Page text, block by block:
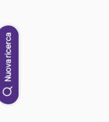
Nuova ricerca